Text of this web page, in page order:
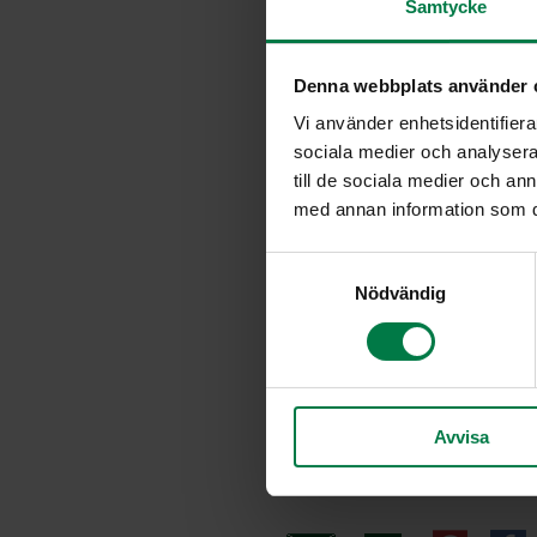
Samtycke
Denna webbplats använder
Vi använder
sociala medier och
till de sociala medier och
med annan information som
s
Nödvändig
Avvisa
2dl vettä
2dl sokeria
0.5
l mustaherukoita
0.5l vadelmia
2rkl (marjalikööriä)
2valkuaista